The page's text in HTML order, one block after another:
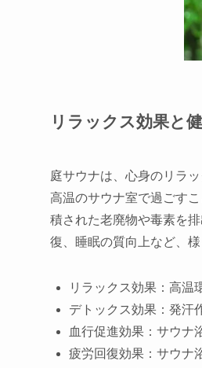
リラックス効果と
庭サウナは、心身のリラ
高温のサウナ室で過ごす
積された老廃物や毒素を
復、睡眠の質向上など、
リラックス効果：高温
デトックス効果：発汗
血行促進効果：サウナ
疲労回復効果：サウナ